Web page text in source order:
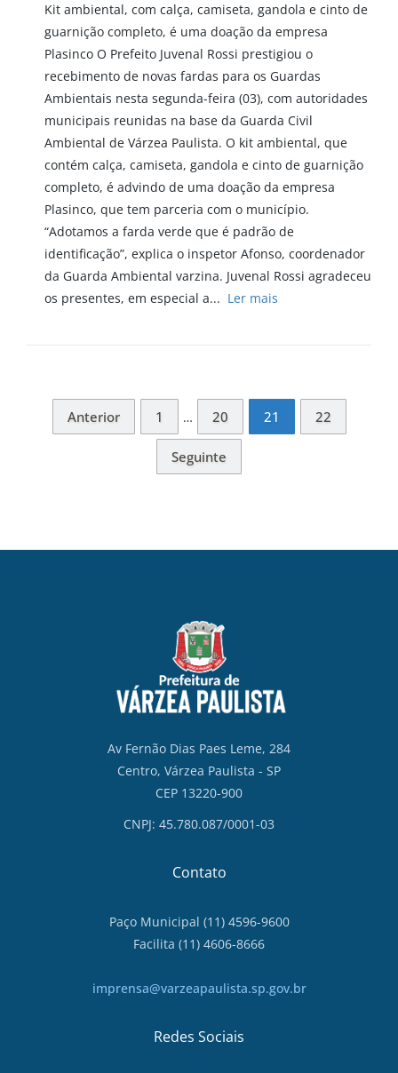
Kit ambiental, com calça, camiseta, gandola e cinto de
guarnição completo, é uma doação da empresa
Plasinco O Prefeito Juvenal Rossi prestigiou o
recebimento de novas fardas para os Guardas
Ambientais nesta segunda-feira (03), com autoridades
municipais reunidas na base da Guarda Civil
Ambiental de Várzea Paulista. O kit ambiental, que
contém calça, camiseta, gandola e cinto de guarnição
completo, é advindo de uma doação da empresa
Plasinco, que tem parceria com o município.
“Adotamos a farda verde que é padrão de
identificação”, explica o inspetor Afonso, coordenador
da Guarda Ambiental varzina. Juvenal Rossi agradeceu
os presentes, em especial a... Ler mais
Anterior 1 … 20 21 22
Seguinte
Av Fernão Dias Paes Leme, 284
Centro, Várzea Paulista - SP
CEP 13220-900
CNPJ: 45.780.087/0001-03
Contato
Paço Municipal (11) 4596-9600
Facilita (11) 4606-8666
imprensa@varzeapaulista.sp.gov.br
Redes Sociais